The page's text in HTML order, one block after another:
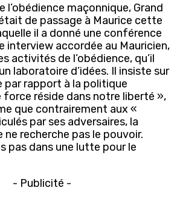
l’obédience maçonnique, Grand
de passage à Maurice cette
il a donné une conférence
interview accordée au Mauricien,
activités de l’obédience, qu’il
laboratoire d’idées. Il insiste sur
par rapport à la politique
force réside dans notre liberté »,
que contrairement aux «
par ses adversaires, la
recherche pas le pouvoir.
pas dans une lutte pour le
- Publicité -